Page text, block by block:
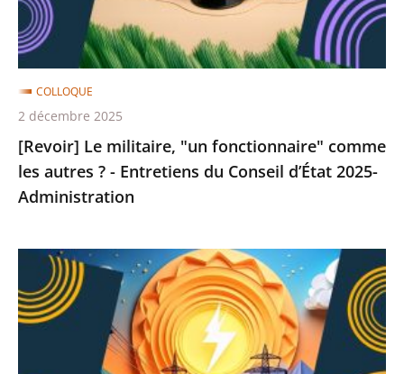
les
autres
?
-
Entretiens
du
Conseil
d’État
[Revoir] Le militaire, "un fonctionnaire" comme
les autres ? - Entretiens du Conseil d’État 2025-
Administration
COLLOQUE
2 décembre 2025
[Revoir]
Électricité
et